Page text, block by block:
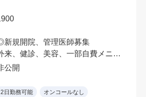
規開院、管理医師募集
来、健診、美容、一部自費メニュ
、その他クリニック運営に関連す
公開
日勤務可能 オンコールなし